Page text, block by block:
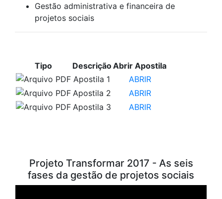
Gestão administrativa e financeira de
projetos sociais
Tipo DescriçãoAbrir Apostila
Apostila 1
ABRIR
Apostila 2
ABRIR
Apostila 3
ABRIR
Projeto Transformar 2017 - As seis
fases da gestão de projetos sociais